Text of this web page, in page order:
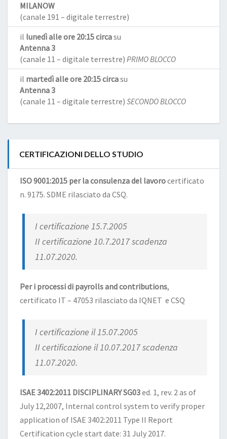
MILANOW
(canale 191 – digitale terrestre)
il lunedì alle ore 20:15 circasu
Antenna 3
(canale 11 – digitale terrestre) PRIMO BLOCCO
il martedì alle ore 20:15 circasu
Antenna 3
(canale 11 – digitale terrestre) SECONDO BLOCCO
CERTIFICAZIONI DELLO STUDIO
ISO 9001:2015 per la consulenza del lavorocertificato
n. 9175. SDME rilasciato da CSQ.
I certificazione 15.7.2005
II certificazione 10.7.2017 scadenza
11.07.2020.
Per i processi di payrolls and contributions,
certificato IT – 47053 rilasciato da IQNET e CSQ
I certificazione il 15.07.2005
II certificazione il 10.07.2017 scadenza
11.07.2020.
ISAE 3402:2011 DISCIPLINARY SG03ed. 1, rev. 2 as of
July 12,2007, Internal control system to verify proper
application of ISAE 3402:2011 Type II Report
Certification cycle start date: 31 July 2017.